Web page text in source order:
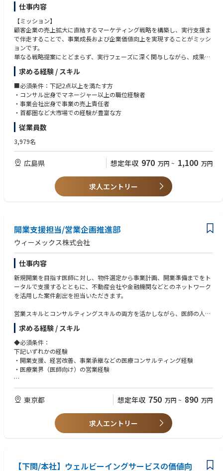
仕事内容
【ミッション】
顧客企業の売上拡大に直結するマーケティング戦略を構築し、実行支援ま
で伴走することで、事業成長および企業価値向上を実現することがミッシ
ョンです。
単なる戦略提案にとどまらず、実行フェーズに深く関与しながら、成果創
出にコミットすることで、地域企業の競争力強化に貢献します。また、プ
ロジェクトを通じて若手人材の育成を担い、組織全体の価値提供力向上に
も寄与していただきます。
【業務内容】
・経営層・事業責任者へのヒアリングを通じた課題・機会の整理
・市場・顧客・競合分析に基づくマーケティング戦略の設計（ターゲット
・売上拡大に向けた具体施策の立案およびロードマップ策定
・戦略実行フェーズにおける進行管理・関係者調整・実行支援
・成果物（提案資料、計画書等）の品質担保
・若手メンバーへの業務指導、レビュー、OJTを通じた育成
【やりがい】
マーケティング戦略の立案だけでなく、実行・成果創出まで伴走すること
で、「絵に描いた戦略」で終わらない価値提供に携われます。
求める経験 / スキル
■必須条件：下記2点以上を満たす方
・コンサル出身でマネージャー以上の職位経験者
・事業会社出身で事業の売上責任者
・首都圏など大市場での経験が豊富な方
従業員数
3,979名
広島県 想定年収 970 万円 ~ 1,100 万円
求人エントリー
開業支援担当/営業企画推進部
ウィーメックス株式会社
仕事内容
新規開業を目指す医師に対し、物件選定から事業計画、開業準備までをト
ータルで支援するとともに、不動産会社や金融機関などとのネットワーク
を活用した案件創出を担当いただきます。
営業スキルとコンサルティングスキルの両方を活かしながら、医師の人生
における大きな意思決定を支援できるやりがいのあるポジションです。
具体的には…
①開業支援業務
・医師への開業コンサルティング
（開業意向ヒアリング、診療方針・診療科に応じた立地戦略立案）
・開業スケジュール管理
・必要に応じた各種業者（建設・内装・医療機器・税理士等）の紹介・調
・顧客のニーズに合った電子カルテの提案
・アライアンス構築（紹介スキームの構築）
求める経験 / スキル
◆必須条件：
下記いずれかの経験
・開業支援、経営改善、事業承継などの医療コンサルティング経験
・医療業界（医師向け）の営業経験
◆歓迎要件：
・不動産業界での営業経験
・金融機関での法人営業経験
・事業開発・アライアンス開拓経験
・商圏分析・データ分析経験
・数字（採算性・収益）への意識がある
東京都 想定年収 750 万円 ~ 890 万円
求人エントリー
【下関/本社】ウェルビーイングサービスの価値向